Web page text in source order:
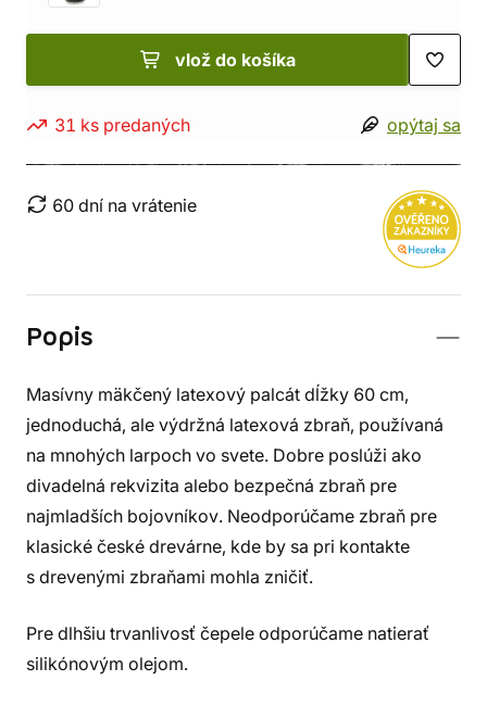
vlož do košíka
31 ks predaných opýtaj sa
60 dní na vrátenie
Popis
Masívny mäkčený latexový palcát dĺžky 60 cm,
jednoduchá, ale výdržná latexová zbraň, používaná
na mnohých larpoch vo svete. Dobre poslúži ako
divadelná rekvizita alebo bezpečná zbraň pre
najmladších bojovníkov. Neodporúčame zbraň pre
klasické české drevárne, kde by sa pri kontakte
s drevenými zbraňami mohla zničiť.
Pre dlhšiu trvanlivosť čepele odporúčame natierať
silikónovým olejom.